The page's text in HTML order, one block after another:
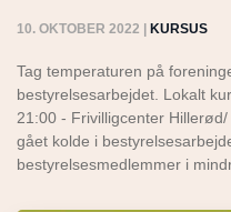
10. OKTOBER 2022 KURSUS
Tag temperaturen på
bestyrelsesarbejdet. Lokalt
21:00 - Frivilligcenter
gået kolde i
bestyrelsesmedlemmer i